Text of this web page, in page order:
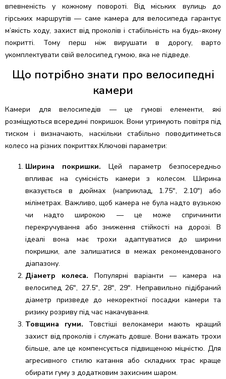
впевненість у кожному повороті. Від міських вулиць до
гірських маршрутів — саме камера для велосипеда гарантує
м’якість ходу, захист від проколів і стабільність на будь-якому
покритті. Тому перш ніж вирушати в дорогу, варто
укомплектувати свій велосипед гумою, яка не підведе.
Що потрібно знати про велосипедні
камери
Камери для велосипедів — це гумові елементи, які
розміщуються всередині покришок. Вони утримують повітря під
тиском і визначають, наскільки стабільно поводитиметься
колесо на різних покриттях.Ключові параметри:
Ширина покришки. Цей параметр безпосередньо
впливає на сумісність камери з колесом. Ширина
вказується в дюймах (наприклад, 1.75", 2.10") або
міліметрах. Важливо, щоб камера не була надто вузькою
чи надто широкою — це може спричинити
перекручування або зниження стійкості на дорозі. В
ідеалі вона має трохи адаптуватися до ширини
покришки, але залишатися в межах рекомендованого
діапазону.
Діаметр колеса. Популярні варіанти — камера на
велосипед 26", 27.5", 28", 29". Неправильно підібраний
діаметр призведе до некоректної посадки камери та
ризику розриву під час накачування.
Товщина гуми. Товстіші велокамери мають кращий
захист від проколів і служать довше. Вони важать трохи
більше, але це компенсується підвищеною міцністю. Для
агресивного стилю катання або складних трас краще
обирати гуму з додатковим захисним шаром.